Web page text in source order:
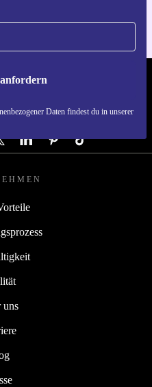
Daten findest du in unserer
- RETHINK NEW.
UNS
uns